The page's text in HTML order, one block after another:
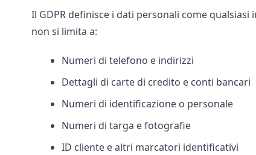
Il GDPR definisce i dati personali come
non si limita a:
Numeri di telefono e indirizzi
Dettagli di carte di credito e conti bancari
Numeri di identificazione o personale
Numeri di targa e fotografie
ID cliente e altri marcatori identificativi